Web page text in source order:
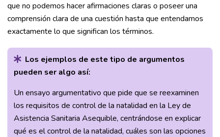
que no podemos hacer afirmaciones claras o poseer una
comprensión clara de una cuestión hasta que entendamos
exactamente lo que significan los términos.
Los ejemplos de este tipo de argumentos
pueden ser algo así:
Un ensayo argumentativo que pide que se reexaminen
los requisitos de control de la natalidad en la Ley de
Asistencia Sanitaria Asequible, centrándose en explicar
qué es el control de la natalidad, cuáles son las opciones